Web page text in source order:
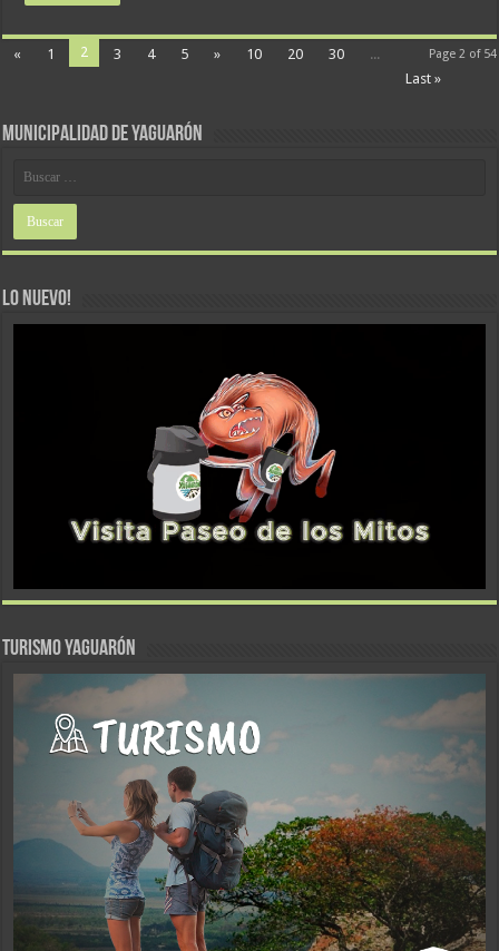
Page 2 of 54
« 1 2 3 4 5 » 10 20 30
...
Last »
MUNICIPALIDAD DE YAGUARÓN
LO NUEVO!
TURISMO YAGUARÓN